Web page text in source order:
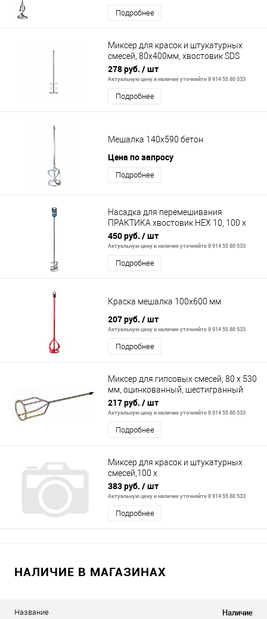
Подробнее
Миксер для красок и штукатурных
смесей, 80х400мм, хвостовик SDS
plus// Сибртех
278 руб. / шт
Актуальную цену и наличие уточняйте 8 914 55 80 533
Подробнее
Мешалка 140х590 бетон
Цена по запросу
Подробнее
Насадка для перемешивания
ПРАКТИКА хвостовик НЕХ 10, 100 х
600
450 руб. / шт
Актуальную цену и наличие уточняйте 8 914 55 80 533
Подробнее
Краска мешалка 100х600 мм
207 руб. / шт
Актуальную цену и наличие уточняйте 8 914 55 80 533
Подробнее
Миксер для гипсовых смесей, 80 х 530
мм, оцинкованный, шестигранный
хвостовик 8 мм// Matrix
217 руб. / шт
Актуальную цену и наличие уточняйте 8 914 55 80 533
Подробнее
Миксер для красок и штукатурных
смесей,100 х
600мм,оцинкованный,шестигранный
хвостовик 10мм// Denzel
383 руб. / шт
Актуальную цену и наличие уточняйте 8 914 55 80 533
Подробнее
НАЛИЧИЕ В МАГАЗИНАХ
Название Наличие